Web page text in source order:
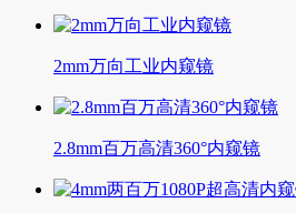
2mm万向工业内窥镜
2.8mm百万高清360°内窥镜